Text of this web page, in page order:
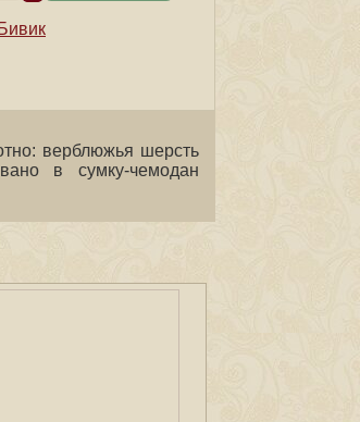
верблюжья шерсть
в сумку-чемодан